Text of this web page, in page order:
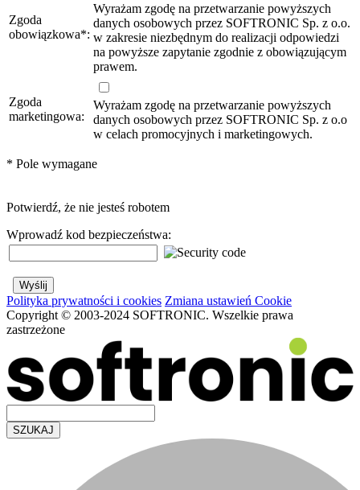
Zgoda
obowiązkowa*:
Wyrażam zgodę na przetwarzanie powyższych
danych osobowych przez SOFTRONIC Sp. z o.o.
w zakresie niezbędnym do realizacji odpowiedzi
na powyższe zapytanie zgodnie z obowiązującym
prawem.
Zgoda
marketingowa:
Wyrażam zgodę na przetwarzanie powyższych
danych osobowych przez SOFTRONIC Sp. z o.o
w celach promocyjnych i marketingowych.
* Pole wymagane
Potwierdź, że nie jesteś robotem
Wprowadź kod bezpieczeństwa:
Polityka prywatności i cookies Zmiana ustawień Cookie
Copyright © 2003-2024 SOFTRONIC. Wszelkie prawa
zastrzeżone